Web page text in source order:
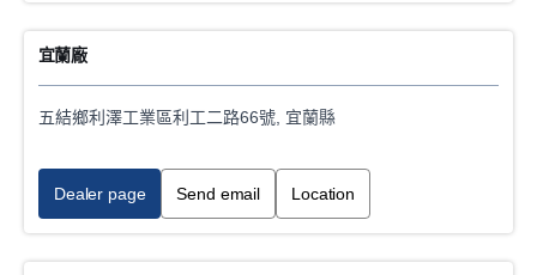
宜蘭廠
五結鄉利澤工業區利工二路66號, 宜蘭縣
Dealer page Send email Location